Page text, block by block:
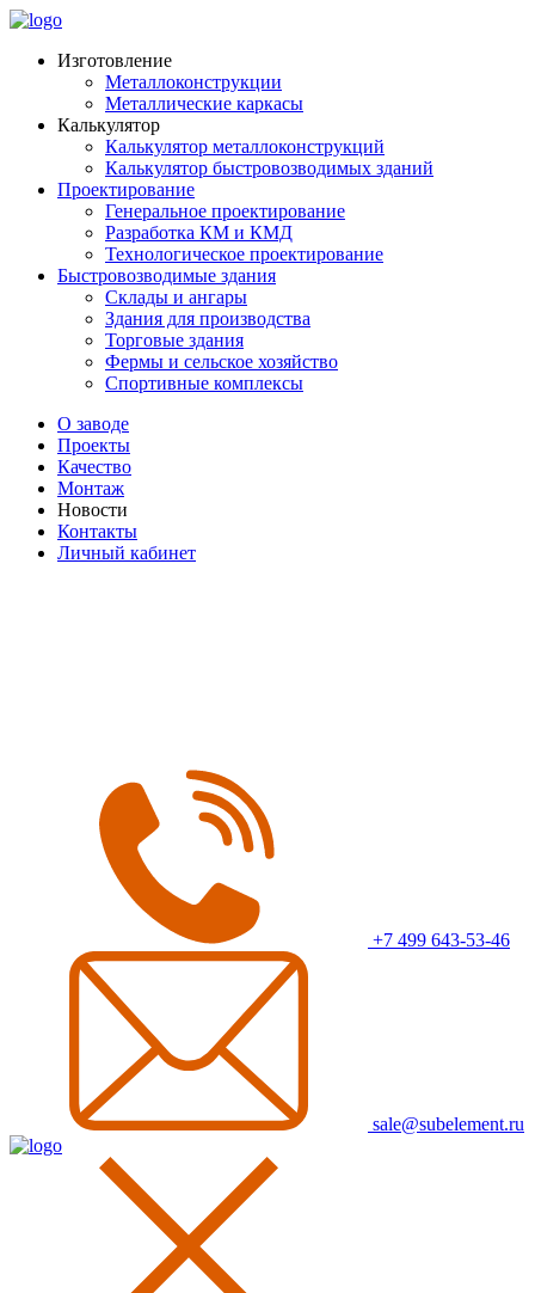
Изготовление
Металлоконструкции
Металлические каркасы
Калькулятор
Калькулятор металлоконструкций
Калькулятор быстровозводимых зданий
Проектирование
Генеральное проектирование
Разработка КМ и КМД
Технологическое проектирование
Быстровозводимые здания
Склады и ангары
Здания для производства
Торговые здания
Фермы и сельское хозяйство
Спортивные комплексы
О заводе
Проекты
Качество
Монтаж
Новости
Контакты
Личный кабинет
+7 499 643-53-46
sale@subelement.ru